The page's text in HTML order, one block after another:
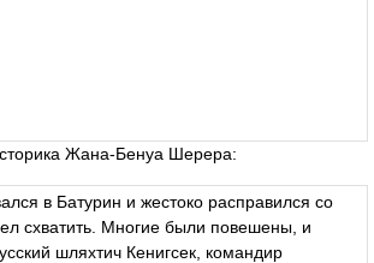
Жана-Бенуа Шерера:
в Батурин и жестоко расправился со
схватить. Многие были повешены, и
шляхтич Кенигсек, командир